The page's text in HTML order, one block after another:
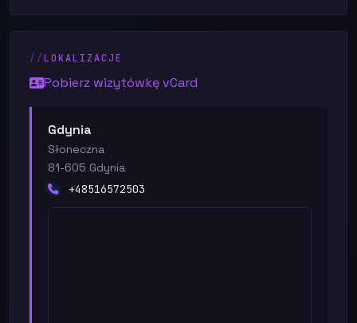
LOKALIZACJE
Pobierz wizytówkę vCard
Gdynia
Słoneczna
81-605 Gdynia
+48516572503